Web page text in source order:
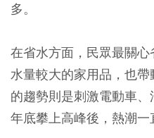
多。
在省水方面，民眾最關
水量較大的家用品，也
的趨勢則是刺激電動車
年底攀上高峰後，熱潮一